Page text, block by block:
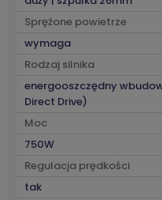
Sprężone powietrze
wymaga
Rodzaj silnika
energooszczędny
Direct Drive)
Moc
750W
Regulacja prędkości
tak